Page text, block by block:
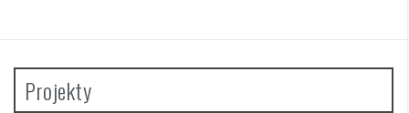
Projekty